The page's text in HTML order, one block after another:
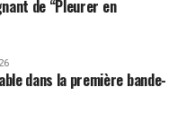
de “Pleurer en
dans la première bande-